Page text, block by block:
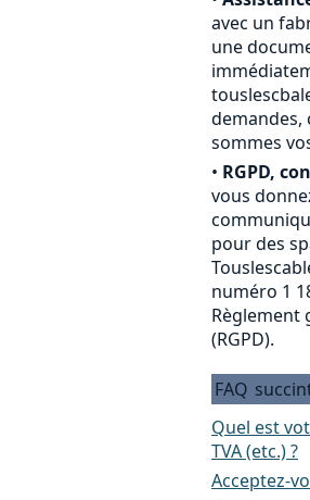
avec un
une
demandes,
sommes
• RGPD,
vous
pour des
numéro 1
Règlement
(RGPD).
FAQ
Quel est
TVA (etc.) ?
Acceptez-